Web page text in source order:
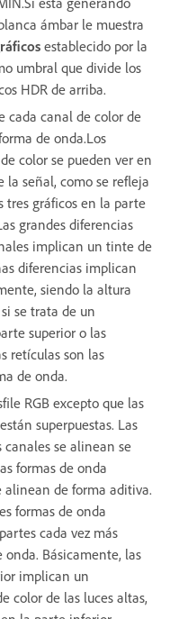
ámbar le muestra
establecido por la
umbral que divide los
HDR de arriba.
cada canal de color de
de onda.Los
color se pueden ver en
la señal, como se refleja
tres gráficos en la parte
grandes diferencias
implican un tinte de
diferencias implican
siendo la altura
se trata de un
superior o las
retículas son las
de onda.
RGB excepto que las
superpuestas. Las
canales se alinean se
formas de onda
alinean de forma aditiva.
formas de onda
cada vez más
onda. Básicamente, las
implican un
color de las luces altas,